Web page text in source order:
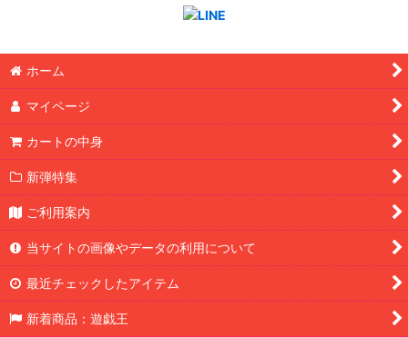
ホーム
マイページ
カートの中身
新弾特集
ご利用案内
当サイトの画像やデータの利用について
最近チェックしたアイテム
新着商品：遊戯王